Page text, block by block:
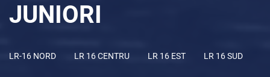
JUNIORI
LR-16 NORD LR 16 CENTRU LR 16 EST LR 16 SUD